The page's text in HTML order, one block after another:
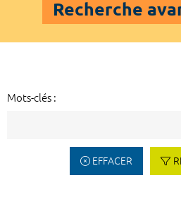
Recherche
Mots-clés :
EFFACER